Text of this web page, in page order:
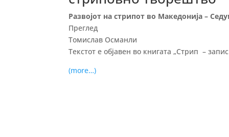
Развојот на стрипот во Македонија –
Преглед
Томислав Османли
Текстот е објавен во книгата „Стрип –
(more…)